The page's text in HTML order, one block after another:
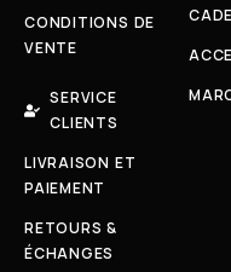
CONDITIONS DE
VENTE
SERVICE
CLIENTS
LIVRAISON ET
PAIEMENT
RETOURS &
ÉCHANGES